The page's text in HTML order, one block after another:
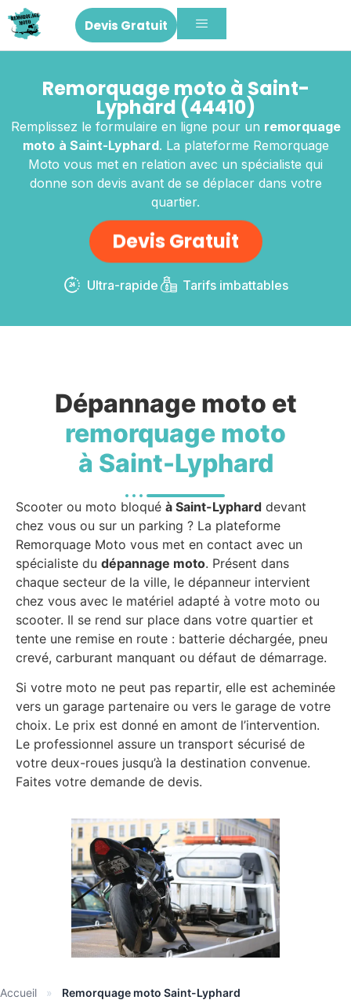
Devis Gratuit
Remorquage moto à Saint-
Lyphard (44410)
Remplissez le formulaire en ligne pour un remorquage
moto à Saint-Lyphard. La plateforme Remorquage
Moto vous met en relation avec un spécialiste qui
donne son devis avant de se déplacer dans votre
quartier.
Devis Gratuit
Ultra-rapide Tarifs imbattables
Dépannage moto et
remorquage moto
à Saint-Lyphard
Scooter ou moto bloqué à Saint-Lyphard devant
chez vous ou sur un parking ? La plateforme
Remorquage Moto vous met en contact avec un
spécialiste du dépannage moto. Présent dans
chaque secteur de la ville, le dépanneur intervient
chez vous avec le matériel adapté à votre moto ou
scooter. Il se rend sur place dans votre quartier et
tente une remise en route : batterie déchargée, pneu
crevé, carburant manquant ou défaut de démarrage.
Si votre moto ne peut pas repartir, elle est acheminée
vers un garage partenaire ou vers le garage de votre
choix. Le prix est donné en amont de l’intervention.
Le professionnel assure un transport sécurisé de
votre deux-roues jusqu’à la destination convenue.
Faites votre demande de devis.
Accueil » Remorquage moto Saint-Lyphard